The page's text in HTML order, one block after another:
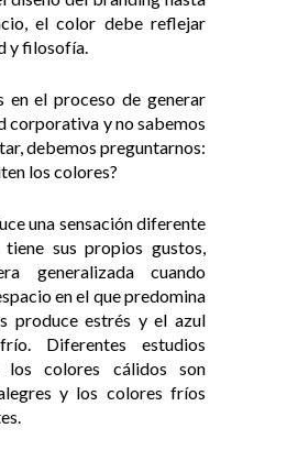
el color debe reflejar
y filosofía.
en el proceso de generar
corporativa y no sabemos
debemos preguntarnos:
los colores?
una sensación diferente
sus propios gustos,
generalizada cuando
en el que predomina
produce estrés y el azul
Diferentes estudios
los colores cálidos son
y los colores fríos